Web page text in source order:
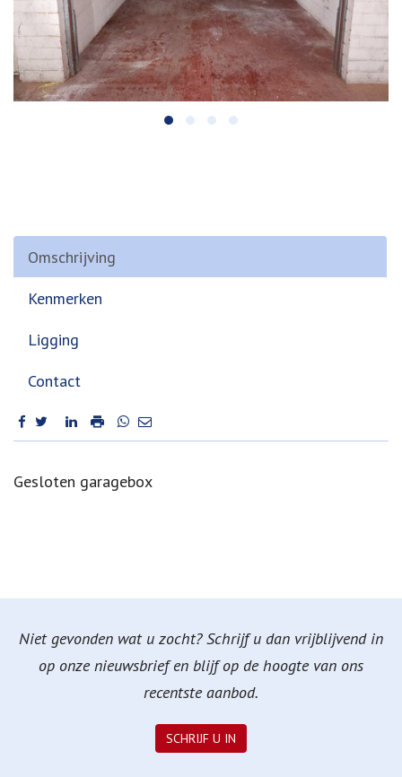
Omschrijving
Kenmerken
Ligging
Contact
Omschrijving
Gesloten garagebox
Niet gevonden wat u zocht? Schrijf u dan vrijblijvend in
op onze nieuwsbrief en blijf op de hoogte van ons
recentste aanbod.
SCHRIJF U IN